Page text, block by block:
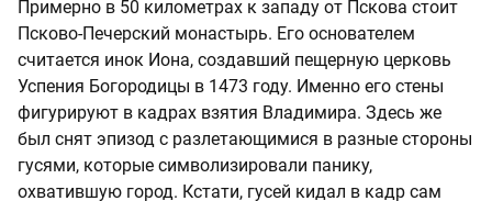
Примерно в 50 километрах к западу от Пскова стоит
Псково-Печерский монастырь. Его основателем
считается инок Иона, создавший пещерную церковь
Успения Богородицы в 1473 году. Именно его стены
фигурируют в кадрах взятия Владимира. Здесь же
был снят эпизод с разлетающимися в разные стороны
гусями, которые символизировали панику,
охватившую город. Кстати, гусей кидал в кадр сам